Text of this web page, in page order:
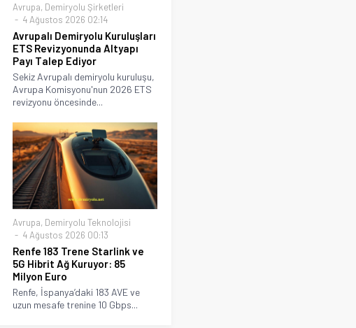
Avrupa, Demiryolu Şirketleri
4 Ağustos 2026 02:14
Avrupalı Demiryolu Kuruluşları
ETS Revizyonunda Altyapı
Payı Talep Ediyor
Sekiz Avrupalı demiryolu kuruluşu,
Avrupa Komisyonu'nun 2026 ETS
revizyonu öncesinde...
Avrupa, Demiryolu Teknolojisi
4 Ağustos 2026 00:13
Renfe 183 Trene Starlink ve
5G Hibrit Ağ Kuruyor: 85
Milyon Euro
Renfe, İspanya’daki 183 AVE ve
uzun mesafe trenine 10 Gbps...